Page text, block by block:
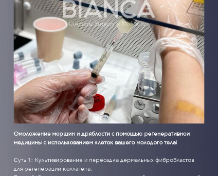
Омоложение морщин и дряблости с помощью регенеративной
медицины с использованием клеток вашего молодого тела!
Суть 1: Культивирование и пересадка дермальных фибробластов
для регенерации коллагена.